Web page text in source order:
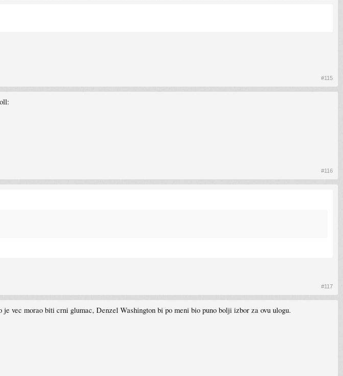
#115
#116
#117
vec morao biti crni glumac, Denzel Washington bi po meni bio puno bolji izbor za ovu ulogu.